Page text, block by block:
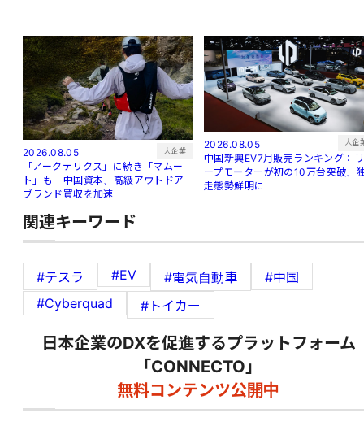
2026.08.05 大企業
「アークテリクス」に続き「マムー
ト」も 中国資本、高級アウトドア
ブランド買収を加速
2026.08.05 大企
中国新興EV7月販売ランキング：リ
ープモーターが初の10万台突破、
走態勢鮮明に
関連キーワード
#テスラ #EV #電気自動車
#中国
#Cyberquad
#トイカー
日本企業のDXを促進するプラットフォーム
「CONNECTO」
無料コンテンツ公開中